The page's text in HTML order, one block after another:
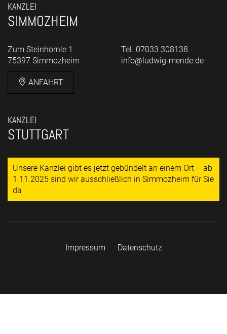
KANZLEI
SIMMOZHEIM
Zum Steinhörnle 1
75397 Simmozheim
ANFAHRT
Tel. 07033 308138
info@ludwig-mende.de
KANZLEI
STUTTGART
Unsere Kanzlei gibt es jetzt gebündelt an einem Ort – ab
1.11.2025 sind wir ausschließlich in Simmozheim für Sie
da
Impressum Datenschutz